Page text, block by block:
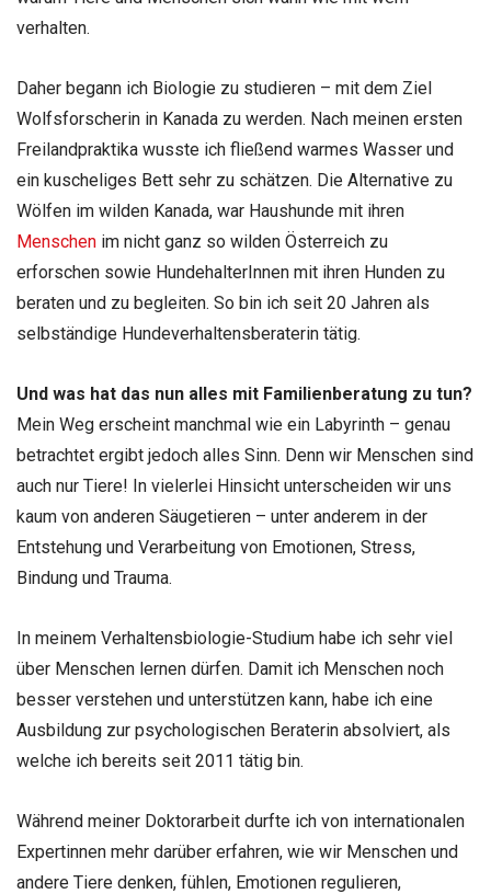
verhalten.
Daher begann ich Biologie zu studieren – mit dem Ziel
Wolfsforscherin in Kanada zu werden. Nach meinen ersten
Freilandpraktika wusste ich fließend warmes Wasser und
ein kuscheliges Bett sehr zu schätzen. Die Alternative zu
Wölfen im wilden Kanada, war Haushunde mit ihren
Menschen im nicht ganz so wilden Österreich zu
erforschen sowie HundehalterInnen mit ihren Hunden zu
beraten und zu begleiten. So bin ich seit 20 Jahren als
selbständige Hundeverhaltensberaterin tätig.
Und was hat das nun alles mit Familienberatung zu tun?
Mein Weg erscheint manchmal wie ein Labyrinth – genau
betrachtet ergibt jedoch alles Sinn. Denn wir Menschen sind
auch nur Tiere! In vielerlei Hinsicht unterscheiden wir uns
kaum von anderen Säugetieren – unter anderem in der
Entstehung und Verarbeitung von Emotionen, Stress,
Bindung und Trauma.
In meinem Verhaltensbiologie-Studium habe ich sehr viel
über Menschen lernen dürfen. Damit ich Menschen noch
besser verstehen und unterstützen kann, habe ich eine
Ausbildung zur psychologischen Beraterin absolviert, als
welche ich bereits seit 2011 tätig bin.
Während meiner Doktorarbeit durfte ich von internationalen
Expertinnen mehr darüber erfahren, wie wir Menschen und
andere Tiere denken, fühlen, Emotionen regulieren,